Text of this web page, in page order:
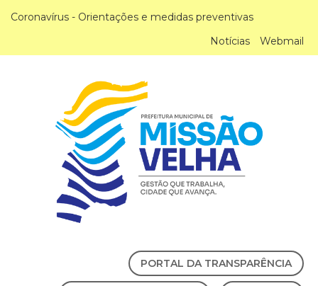
Coronavírus - Orientações e medidas preventivas
Notícias
Webmail
PORTAL DA TRANSPARÊNCIA